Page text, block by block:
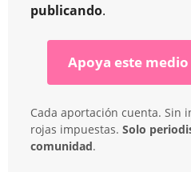
publicando.
Apoya este
Cada aportación cuenta. Sin
rojas impuestas. Solo
comunidad.